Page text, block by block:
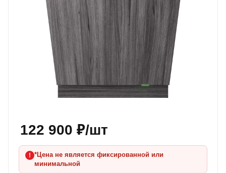
122 900 ₽/шт
*Цена не является фиксированной или
минимальной